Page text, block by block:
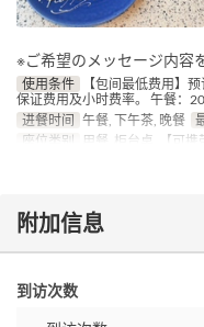
※ご希望のメッセージ内容
使用条件
【包间最低费用】
保证费用及小时费率。 午餐：
进餐时间 午餐, 下午茶, 晚餐
座位类别
用餐, 柜台桌, 【可携
附加信息
到访次数